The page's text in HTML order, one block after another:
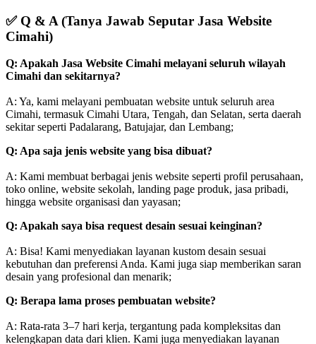
✅ Q & A (Tanya Jawab Seputar Jasa Website
Cimahi)
Q: Apakah Jasa Website Cimahi melayani seluruh wilayah
Cimahi dan sekitarnya?
A: Ya, kami melayani pembuatan website untuk seluruh area
Cimahi, termasuk Cimahi Utara, Tengah, dan Selatan, serta daerah
sekitar seperti Padalarang, Batujajar, dan Lembang;
Q: Apa saja jenis website yang bisa dibuat?
A: Kami membuat berbagai jenis website seperti profil perusahaan,
toko online, website sekolah, landing page produk, jasa pribadi,
hingga website organisasi dan yayasan;
Q: Apakah saya bisa request desain sesuai keinginan?
A: Bisa! Kami menyediakan layanan kustom desain sesuai
kebutuhan dan preferensi Anda. Kami juga siap memberikan saran
desain yang profesional dan menarik;
Q: Berapa lama proses pembuatan website?
A: Rata-rata 3–7 hari kerja, tergantung pada kompleksitas dan
kelengkapan data dari klien. Kami juga menyediakan layanan